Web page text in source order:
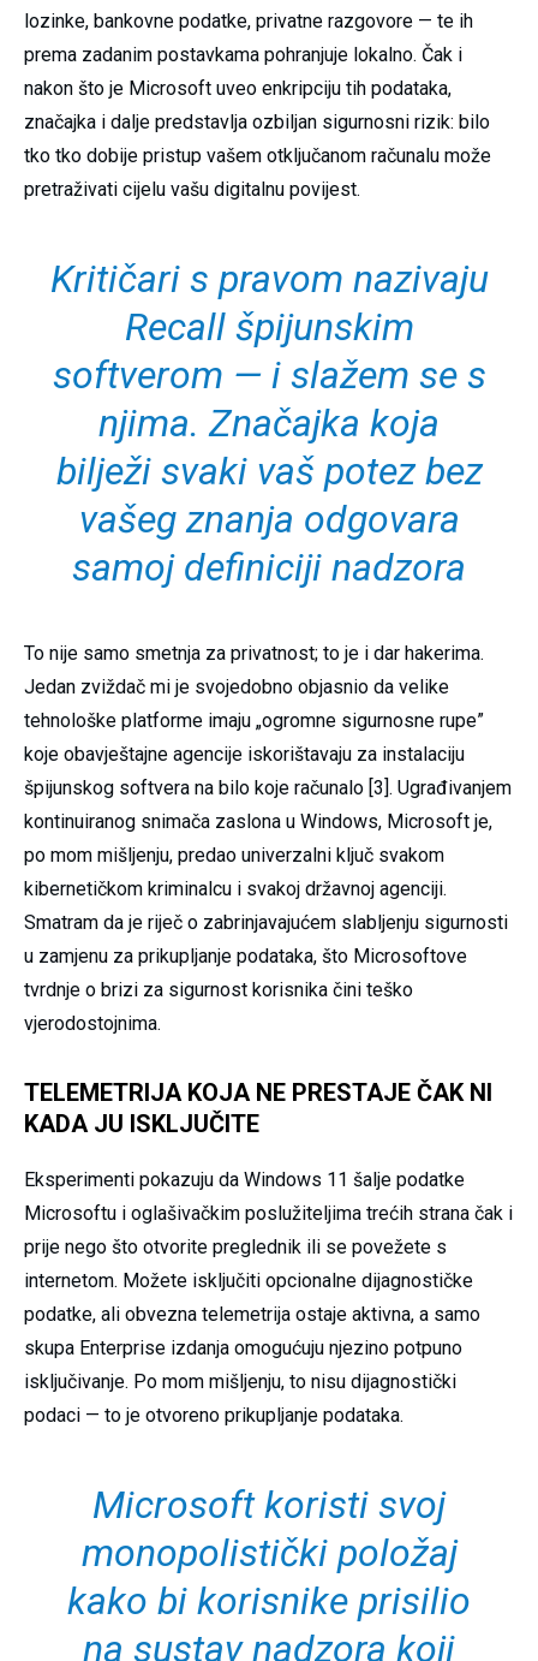
lozinke, bankovne podatke, privatne razgovore — te ih
prema zadanim postavkama pohranjuje lokalno. Čak i
nakon što je Microsoft uveo enkripciju tih podataka,
značajka i dalje predstavlja ozbiljan sigurnosni rizik: bilo
tko tko dobije pristup vašem otključanom računalu može
pretraživati cijelu vašu digitalnu povijest.
Kritičari s pravom nazivaju
Recall špijunskim
softverom — i slažem se s
njima. Značajka koja
bilježi svaki vaš potez bez
vašeg znanja odgovara
samoj definiciji nadzora
To nije samo smetnja za privatnost; to je i dar hakerima.
Jedan zviždač mi je svojedobno objasnio da velike
tehnološke platforme imaju „ogromne sigurnosne rupe”
koje obavještajne agencije iskorištavaju za instalaciju
špijunskog softvera na bilo koje računalo [3]. Ugrađivanjem
kontinuiranog snimača zaslona u Windows, Microsoft je,
po mom mišljenju, predao univerzalni ključ svakom
kibernetičkom kriminalcu i svakoj državnoj agenciji.
Smatram da je riječ o zabrinjavajućem slabljenju sigurnosti
u zamjenu za prikupljanje podataka, što Microsoftove
tvrdnje o brizi za sigurnost korisnika čini teško
vjerodostojnima.
TELEMETRIJA KOJA NE PRESTAJE ČAK NI
KADA JU ISKLJUČITE
Eksperimenti pokazuju da Windows 11 šalje podatke
Microsoftu i oglašivačkim poslužiteljima trećih strana čak i
prije nego što otvorite preglednik ili se povežete s
internetom. Možete isključiti opcionalne dijagnostičke
podatke, ali obvezna telemetrija ostaje aktivna, a samo
skupa Enterprise izdanja omogućuju njezino potpuno
isključivanje. Po mom mišljenju, to nisu dijagnostički
podaci — to je otvoreno prikupljanje podataka.
Microsoft koristi svoj
monopolistički položaj
kako bi korisnike prisilio
na sustav nadzora koji